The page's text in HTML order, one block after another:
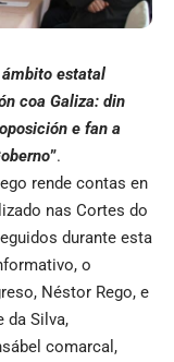
ámbito estatal
coa Galiza: din
e fan a
”.
rende contas en
nas Cortes do
durante esta
o
Néstor Rego, e
da Silva,
comarcal,